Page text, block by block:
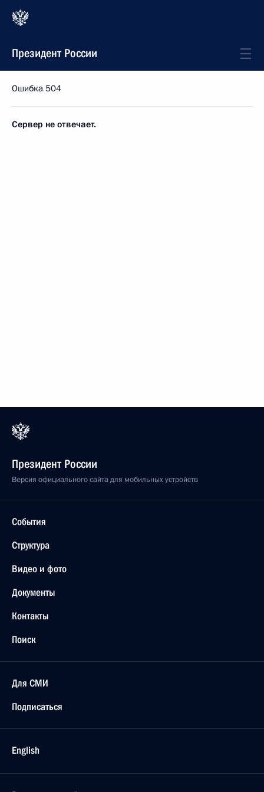
Президент России
Ошибка 504
Сервер не отвечает.
Президент России
Версия официального сайта для мобильных устройств
События
Структура
Видео и фото
Документы
Контакты
Поиск
Для СМИ
Подписаться
English